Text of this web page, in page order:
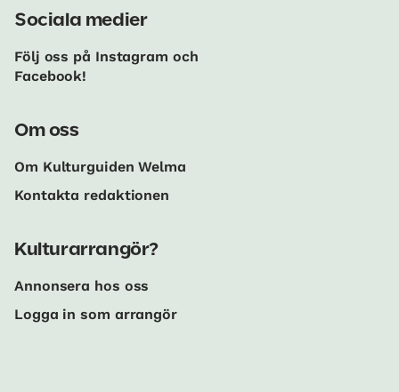
Sociala medier
Följ oss på Instagram och
Facebook!
Om oss
Om Kulturguiden Welma
Kontakta redaktionen
Kulturarrangör?
Annonsera hos oss
Logga in som arrangör